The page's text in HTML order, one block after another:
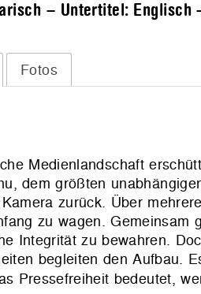
– Untertitel: Englisch
Fotos
Medienlandschaft
dem größten
zurück. Über
zu wagen.
Integrität zu bewahren.
begleiten den Aufbau.
Pressefreiheit bedeutet,